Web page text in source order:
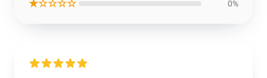
★☆☆☆☆ 0%